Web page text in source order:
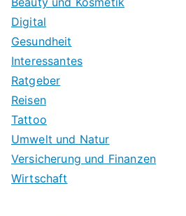
Digital
Gesundheit
Interessantes
Ratgeber
Reisen
Tattoo
Umwelt und Natur
Versicherung und Finanzen
Wirtschaft